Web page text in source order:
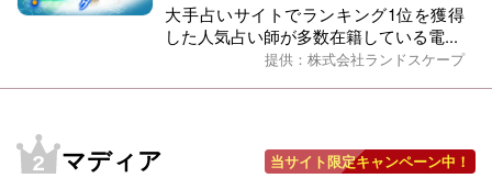
大手占いサイトでランキング1位を獲得
した人気占い師が多数在籍している電...
提供：株式会社ランドスケープ
マディア 当サイト限定キャンペーン中！